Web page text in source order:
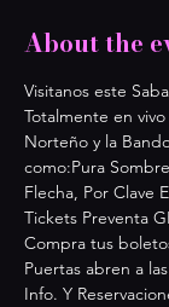
About the
Visitanos este
Totalmente en
Norteño y la
como:Pura
Flecha, Por Clave
Tickets Preventa
Compra tus
Puertas abren a
Info. Y